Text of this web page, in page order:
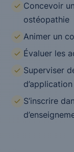
Concevoir
ostéopathie
Animer un
Évaluer les
Superviser
d’application
S’inscrire